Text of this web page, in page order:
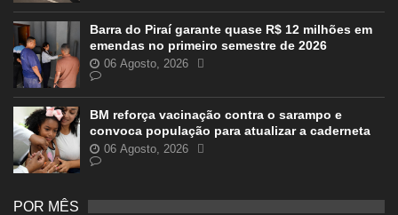
Barra do Piraí garante quase R$ 12 milhões em
emendas no primeiro semestre de 2026
06 Agosto, 2026
BM reforça vacinação contra o sarampo e
convoca população para atualizar a caderneta
06 Agosto, 2026
POR MÊS